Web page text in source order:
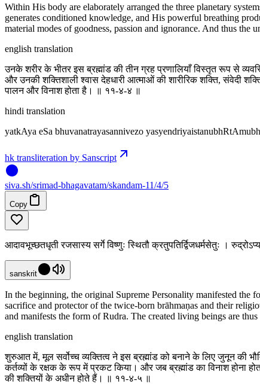
Within His body are elaborately arranged the three planetary
generates conditioned knowledge, and His powerful breathing
material modes of goodness, passion and ignorance. And thus the
english translation
उनके शरीर के भीतर इस ब्रह्मांड की तीन ग्रह प्रणालियाँ विस्तृत रूप से
और उनकी शक्तिशाली श्वास देहधारी आत्माओं की शारीरिक शक्ति, संवेदी
पालन और विनाश होता है। ॥ ११-४-४ ॥
hindi translation
yatkAya eSa bhuvanatrayasannivezo
hk transliteration by Sanscript
siva.sh/srimad-bhagavatam/skandam-11/4/5
Copy
आदावभूच्छतधृती रजसास्य सर्गे विष्णुः स्थितौ क्रतुपतिर्द्विजधर्मसेतुः ।
sanskrit
In the beginning, the original Supreme Personality manifested the
sacrifice and protector of the twice-born brāhmaṇas and their
and manifests the form of Rudra. The created living beings are
english translation
शुरुआत में, मूल सर्वोच्च व्यक्तित्व ने इस ब्रह्मांड को बनाने के लिए जुनून की
कर्तव्यों के रक्षक के रूप में प्रकट किया। और जब ब्रह्मांड का विनाश होना
की शक्तियों के अधीन होते हैं। ॥ ११-४-५ ॥